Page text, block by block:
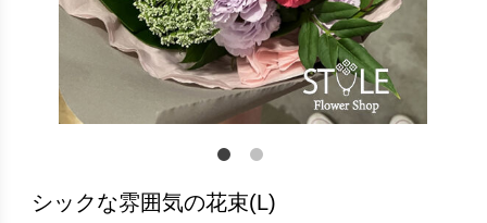
シックな雰囲気の花束(L)